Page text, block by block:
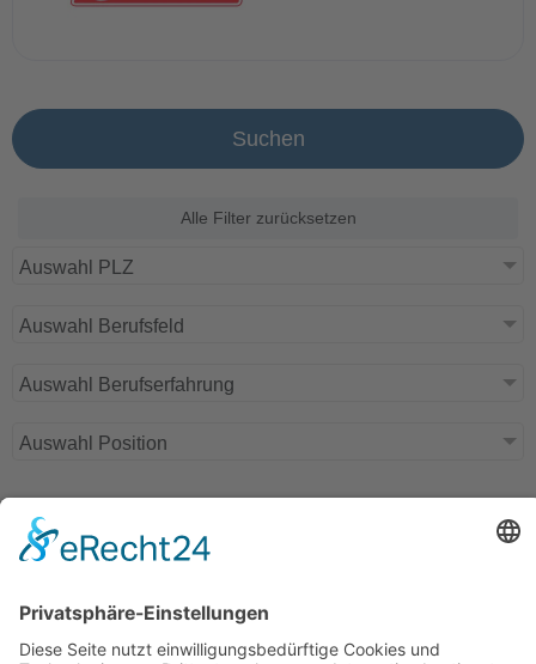
Suchen
Alle Filter zurücksetzen
Auswahl PLZ
Auswahl Berufsfeld
Auswahl Berufserfahrung
Auswahl Position